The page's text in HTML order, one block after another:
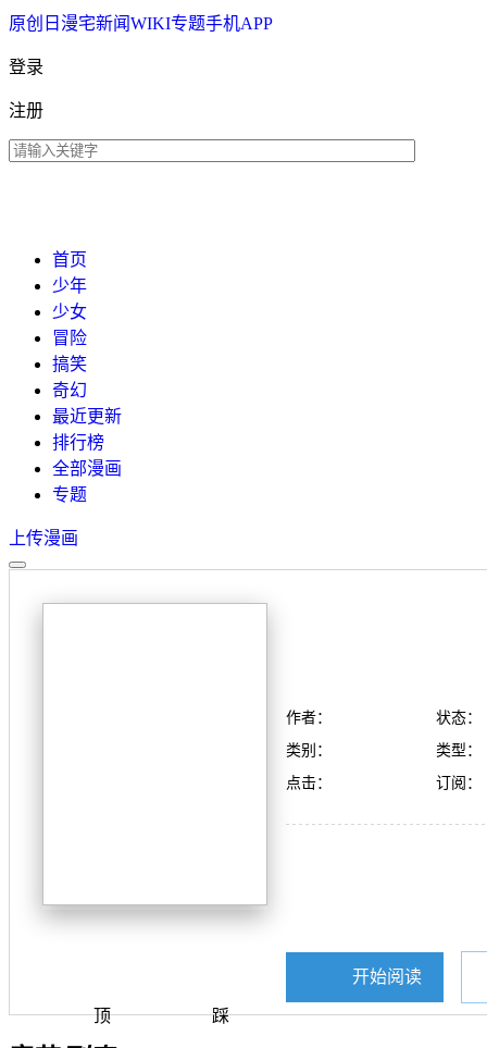
原创 日漫宅新闻WIKI专题手机APP
登录
注册
首页
少年
少女
冒险
搞笑
奇幻
最近更新
排行榜
全部漫画
专题
上传漫画
顶 踩
作者：
状态：
类别：
类型：
点击：
订阅：
开始阅读